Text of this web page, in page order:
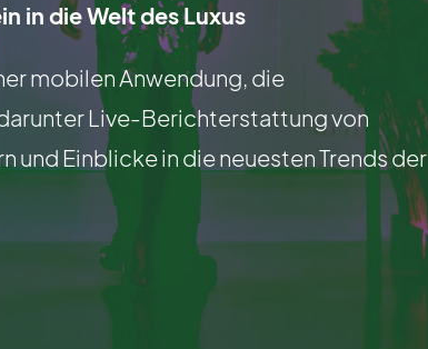
in die Welt des Luxus
mobilen Anwendung, die
Live-Berichterstattung von
Einblicke in die neuesten Trends der